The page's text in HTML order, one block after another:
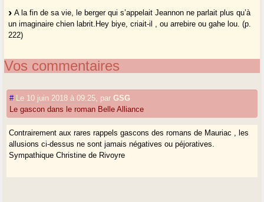
A la fin de sa vie, le berger qui s’appelait Jeannon ne parlait plus qu’à
un imaginaire chien labrit.Hey biye, criait-il , ou arrebire ou gahe lou. (p.
222)
Vos commentaires
# Le 10 juin 2018 à 09:25 parGSG
Le gascon dans le roman Belle Alliance
Contrairement aux rares rappels gascons des romans de Mauriac , les
allusions ci-dessus ne sont jamais négatives ou péjoratives.
Sympathique Christine de Rivoyre